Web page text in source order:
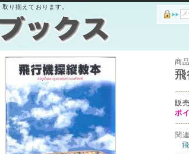
り揃えております。
商
販
ポ
関